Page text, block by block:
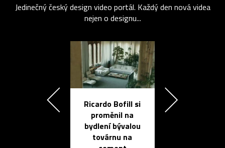
Jedinečný český design video portál. Každý den nová videa
nejen o designu...
Ricardo Bofill si
proměnil na
bydlení bývalou
továrnu na